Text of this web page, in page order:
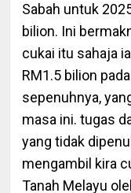
Sabah untuk
bilion. Ini
cukai itu sahaja
RM1.5 bilion
sepenuhnya,
masa ini. tugas
yang tidak
mengambil kira
Tanah Melayu